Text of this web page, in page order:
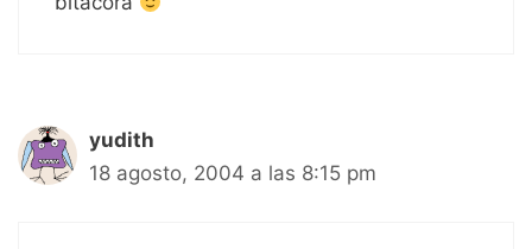
yudith
18 agosto, 2004 a las 8:15 pm